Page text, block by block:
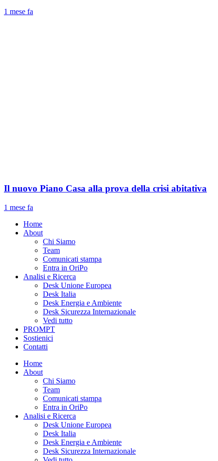
1 mese fa
Il nuovo Piano Casa alla prova della crisi abitativa
1 mese fa
Home
About
Chi Siamo
Team
Comunicati stampa
Entra in OriPo
Analisi e Ricerca
Desk Unione Europea
Desk Italia
Desk Energia e Ambiente
Desk Sicurezza Internazionale
Vedi tutto
PROMPT
Sostienici
Contatti
Home
About
Chi Siamo
Team
Comunicati stampa
Entra in OriPo
Analisi e Ricerca
Desk Unione Europea
Desk Italia
Desk Energia e Ambiente
Desk Sicurezza Internazionale